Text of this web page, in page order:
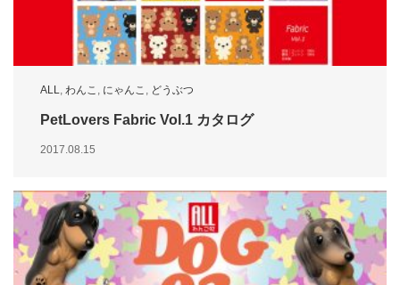
ALL, わんこ , にゃんこ , どうぶつ
PetLovers Fabric Vol.1 カタログ
2017.08.15